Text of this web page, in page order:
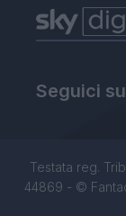
Seguici
Testata reg.
44869 - ©